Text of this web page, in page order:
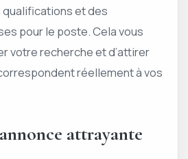
et des
pour le poste. Cela vous
votre recherche et d’attirer
réellement à vos
attrayante